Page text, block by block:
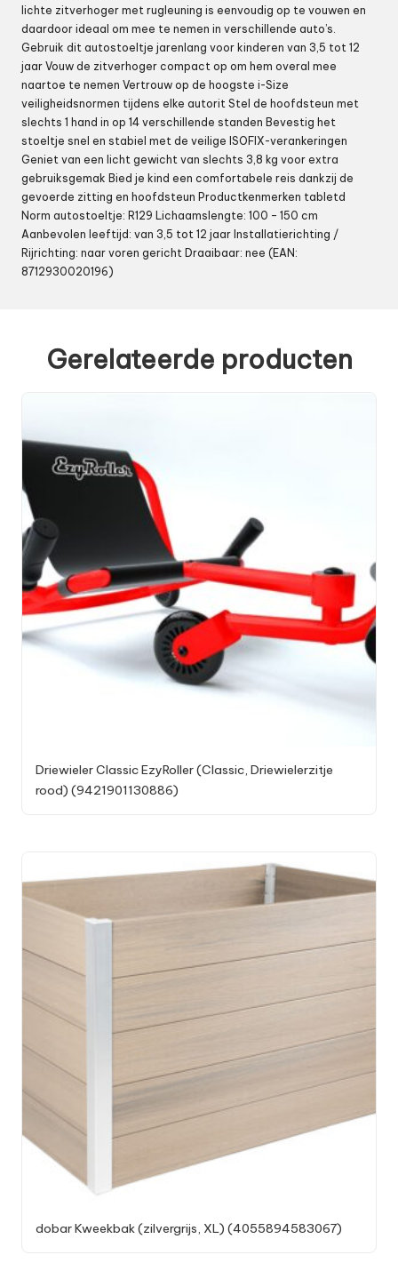
lichte zitverhoger met rugleuning is eenvoudig op te vouwen en
daardoor ideaal om mee te nemen in verschillende auto’s.
Gebruik dit autostoeltje jarenlang voor kinderen van 3,5 tot 12
jaar Vouw de zitverhoger compact op om hem overal mee
naartoe te nemen Vertrouw op de hoogste i-Size
veiligheidsnormen tijdens elke autorit Stel de hoofdsteun met
slechts 1 hand in op 14 verschillende standen Bevestig het
stoeltje snel en stabiel met de veilige ISOFIX-verankeringen
Geniet van een licht gewicht van slechts 3,8 kg voor extra
gebruiksgemak Bied je kind een comfortabele reis dankzij de
gevoerde zitting en hoofdsteun Productkenmerken tabletd
Norm autostoeltje: R129 Lichaamslengte: 100 – 150 cm
Aanbevolen leeftijd: van 3,5 tot 12 jaar Installatierichting /
Rijrichting: naar voren gericht Draaibaar: nee (EAN:
8712930020196)
Gerelateerde producten
Driewieler Classic EzyRoller (Classic, Driewielerzitje
rood) (9421901130886)
dobar Kweekbak (zilvergrijs, XL) (4055894583067)